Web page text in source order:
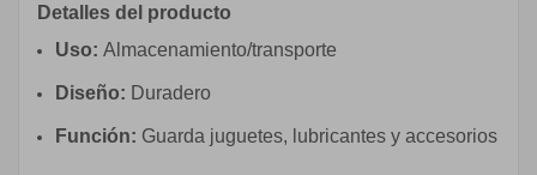
Detalles del producto
Uso: Almacenamiento/transporte
Diseño: Duradero
Función: Guarda juguetes, lubricantes y accesorios